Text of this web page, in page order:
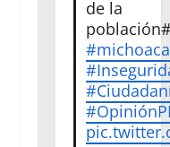
de la